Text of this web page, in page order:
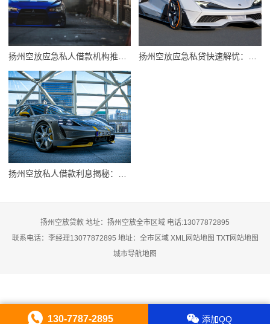
扬州空放贷款 地址：扬州空放全市区域 电话:13077872895
联系电话：李经理13077872895 地址：全市区域 XML网站地图 TXT网站地图
城市导航地图
130-7787-2895 添加QQ